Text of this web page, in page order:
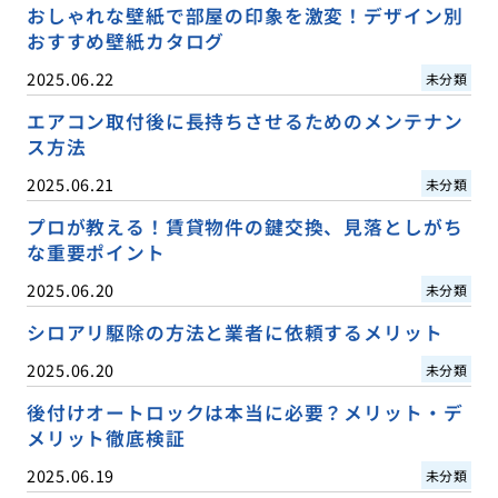
おしゃれな壁紙で部屋の印象を激変！デザイン別
おすすめ壁紙カタログ
2025.06.22 未分類
エアコン取付後に長持ちさせるためのメンテナン
ス方法
2025.06.21 未分類
プロが教える！賃貸物件の鍵交換、見落としがち
な重要ポイント
2025.06.20 未分類
シロアリ駆除の方法と業者に依頼するメリット
2025.06.20 未分類
後付けオートロックは本当に必要？メリット・デ
メリット徹底検証
2025.06.19 未分類